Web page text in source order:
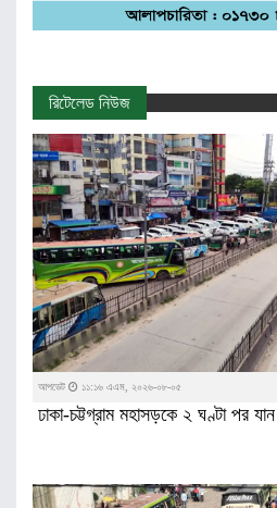
রিটেলেড নিউজ
আপডেট ১১:১৬ এএম, ২০২৬-০৮-০৫
ঢাকা-চট্টগ্রাম মহাসড়কে ২ ঘণ্টা পর